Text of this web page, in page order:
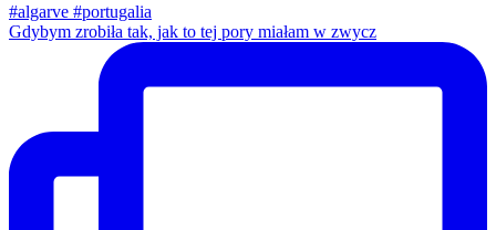
Gdybym zrobiła tak, jak to tej pory miałam w zwycz